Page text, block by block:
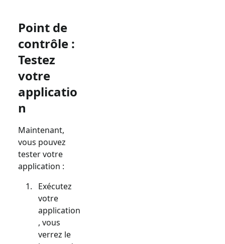
Point de
contrôle :
Testez
votre
applicatio
n
Maintenant,
vous pouvez
tester votre
application :
Exécutez
votre
application
, vous
verrez le